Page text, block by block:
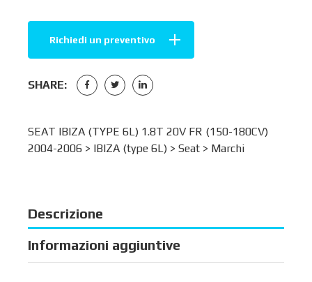
Richiedi un preventivo
SHARE:
SEAT IBIZA (TYPE 6L) 1.8T 20V FR (150-180CV)
2004-2006 > IBIZA (type 6L) > Seat > Marchi
Descrizione
Informazioni aggiuntive